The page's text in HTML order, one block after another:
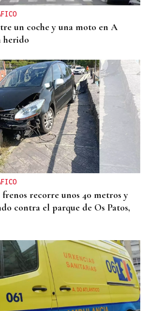
un coche y una moto en A
herido
recorre unos 40 metros y
contra el parque de Os Patos,